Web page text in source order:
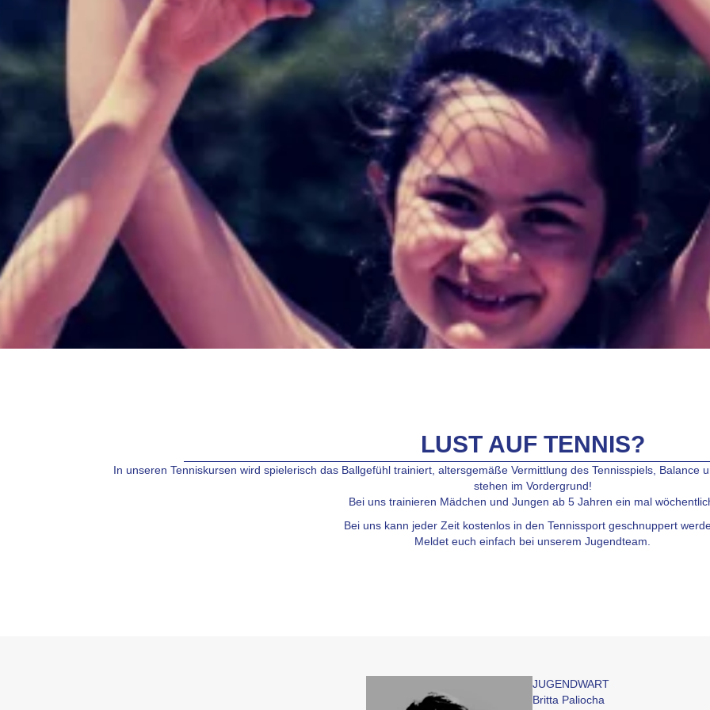
LUST AUF TENNIS?
In unseren Tenniskursen wird spielerisch das Ballgefühl trainiert, altersgemäße Vermittlung des Tennisspiels, Balance
stehen im Vordergrund!
Bei uns trainieren Mädchen und Jungen ab 5 Jahren ein mal
Bei uns kann jeder Zeit kostenlos in den Tennissport geschnuppert
Meldet euch einfach bei unserem Jugendteam.
JUGENDWART
Britta Paliocha